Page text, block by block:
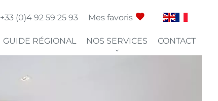
+33 (0)4 92 59 25 93 Mes favoris
GUIDE RÉGIONAL NOS SERVICES CONTACT